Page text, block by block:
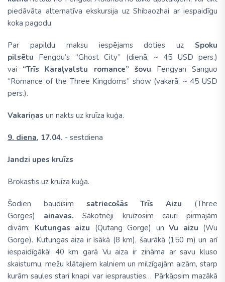
piedāvāta alternatīva ekskursija uz Shibaozhai ar iespaidīgu
koka pagodu.
Par papildu maksu iespējams doties uz
Spoku
pilsētu Fengdu’s “Ghost City” (dienā, ~ 45 USD pers.)
vai
“Trīs Karaļvalstu romance” šovu
Fengyan Sanguo
“Romance of the Three Kingdoms” show (vakarā, ~ 45 USD
pers.).
Vakariņas un nakts uz kruīza kuģa.
9. diena, 17.04. - sestdiena
Jandzi upes kruīzs
Brokastis uz kruīza kuģa.
Šodien baudīsim satriecošās Trīs Aizu
(Three
Gorges)
ainavas.
Sākotnēji kruīzosim cauri pirmajām
divām: Kutungas aizu (Qutang Gorge) un Vu aizu (Wu
Gorge). Kutungas aiza ir īsākā (8 km), šaurākā (150 m) un arī
iespaidīgākā! 40 km garā Vu aiza ir zināma ar savu kluso
skaistumu, mežu klātajiem kalniem un milzīgajām aizām, starp
kurām saules stari knapi var iesprausties… Pārkāpsim mazākā